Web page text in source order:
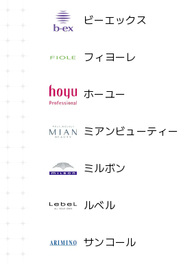
ビーエックス
フィヨーレ
ホーユー
ミアンビューティー
ミルボン
ルベル
サンコール